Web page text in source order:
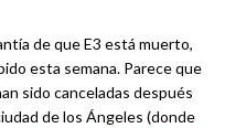
de que E3 está muerto,
esta semana. Parece que
sido canceladas después
de los Ángeles (donde